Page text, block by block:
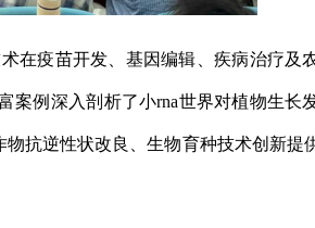
在疫苗开发、基因编辑、疾病治疗及
案例深入剖析了小rna世界对植物生长
抗逆性状改良、生物育种技术创新提